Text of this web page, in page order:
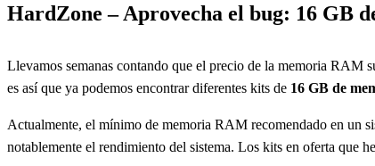
HardZone – Aprovecha el bug: 16 GB
Llevamos semanas contando que el precio de la memoria RAM
es así que ya podemos encontrar diferentes kits de 16 GB de
Actualmente, el mínimo de memoria RAM recomendado en un
notablemente el rendimiento del sistema. Los kits en oferta que